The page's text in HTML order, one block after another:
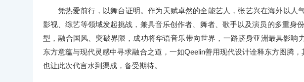
凭热爱前行，以舞台证明。作为天赋卓然的全能艺人，张艺兴在海外以人
影视、综艺等领域发起挑战，兼具音乐创作者、舞者、歌手以及演员的多重身
型，融合国风、突破界限，成功将华语音乐带向世界，一路跻身亚洲最具影响
东方意蕴与现代灵感中寻求融合之道，一如Qeelin善用现代设计诠释东方图腾
也让此次代言水到渠成，备受期待。